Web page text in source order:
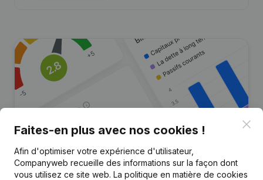
Vous recherchez plus
d’informations sur cette entreprise
Faites-en plus avec nos cookies !
Afin d'optimiser votre expérience d'utilisateur,
Companyweb recueille des informations sur la façon dont
vous utilisez ce site web. La politique en matière de cookies